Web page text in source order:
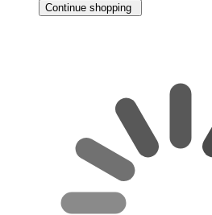
Continue shopping